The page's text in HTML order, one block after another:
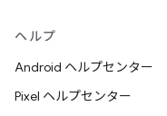
ヘルプ
Android ヘルプセンター
Pixel ヘルプセンター